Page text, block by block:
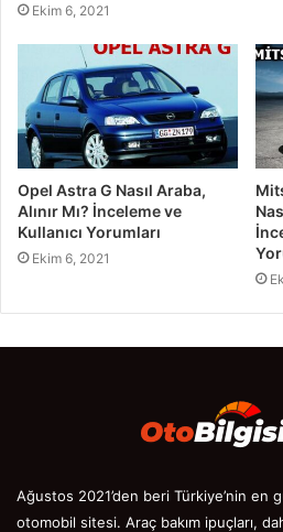
Ekim 6, 2021
Opel Astra G Nasıl Araba,
Alınır Mı? İnceleme ve
Kullanıcı Yorumları
Ekim 6, 2021
Ağustos 2021’den beri Türkiye’nin en
otomobil sitesi. Araç bakım ipuçları,